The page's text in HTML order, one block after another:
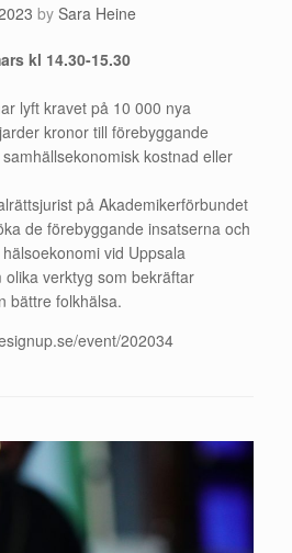
by Sara Heine
kl 14.30-15.30
lyft kravet på 10 000 nya
kronor till förebyggande
kostnad eller
på Akademikerförbundet
de förebyggande insatserna och
vid Uppsala
verktyg som bekräftar
bättre folkhälsa.
event/202034